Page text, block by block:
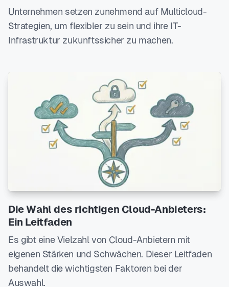
Unternehmen setzen zunehmend auf Multicloud-
Strategien, um flexibler zu sein und ihre IT-
Infrastruktur zukunftssicher zu machen.
Die Wahl des richtigen Cloud-Anbieters:
Ein Leitfaden
Es gibt eine Vielzahl von Cloud-Anbietern mit
eigenen Stärken und Schwächen. Dieser Leitfaden
behandelt die wichtigsten Faktoren bei der
Auswahl.